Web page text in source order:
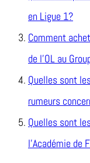
en Ligue 1?
Comment
de l’OL au
Quelles sont
rumeurs
Quelles sont
l’Académie de